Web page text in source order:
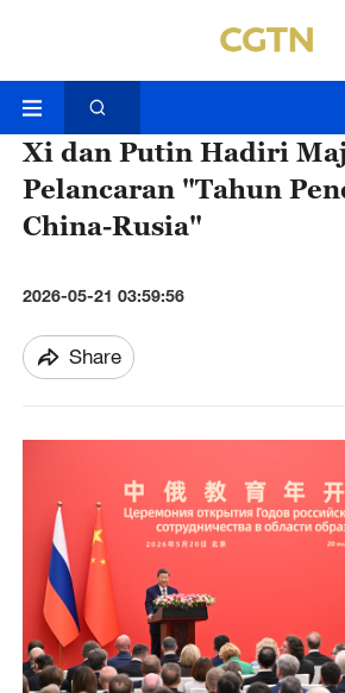
Xi dan Putin Hadiri
Pelancaran "Tahun
China-Rusia"
2026-05-21 03:59:56
Share